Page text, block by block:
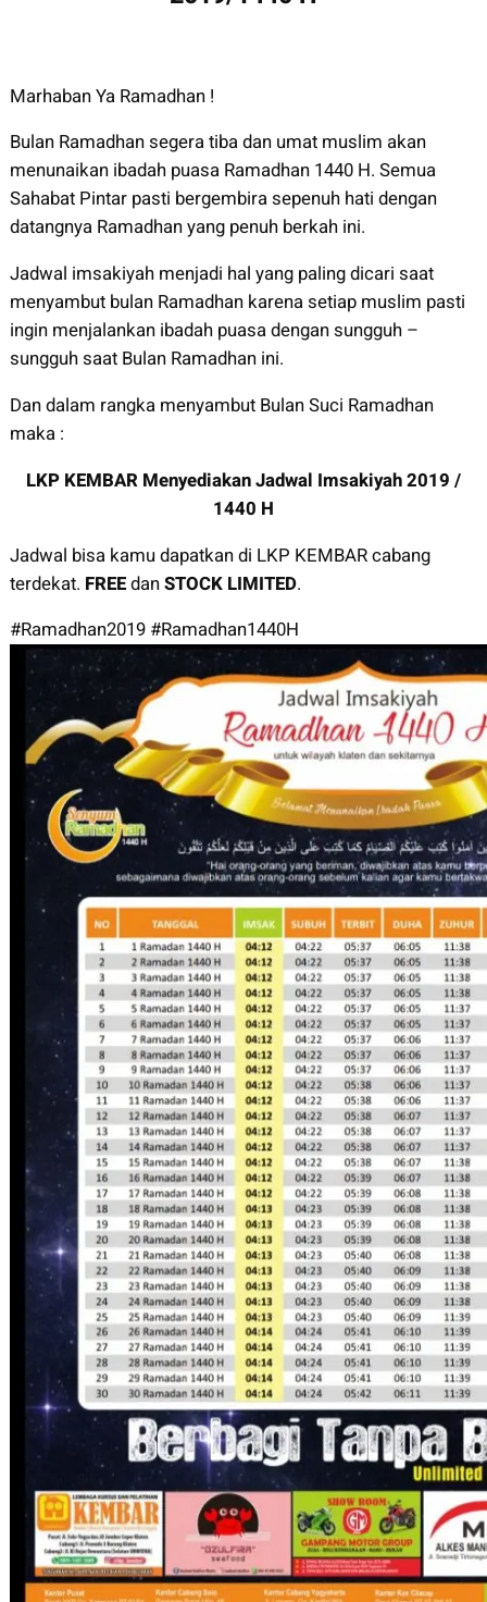
Marhaban Ya Ramadhan !
Bulan Ramadhan segera tiba dan umat muslim akan
menunaikan ibadah puasa Ramadhan 1440 H. Semua
Sahabat Pintar pasti bergembira sepenuh hati dengan
datangnya Ramadhan yang penuh berkah ini.
Jadwal imsakiyah menjadi hal yang paling dicari saat
menyambut bulan Ramadhan karena setiap muslim pasti
ingin menjalankan ibadah puasa dengan sungguh –
sungguh saat Bulan Ramadhan ini.
Dan dalam rangka menyambut Bulan Suci Ramadhan
maka :
LKP KEMBAR Menyediakan Jadwal Imsakiyah 2019 /
1440 H
Jadwal bisa kamu dapatkan di LKP KEMBAR cabang
terdekat. FREEdanSTOCK LIMITED.
#Ramadhan2019 #Ramadhan1440H